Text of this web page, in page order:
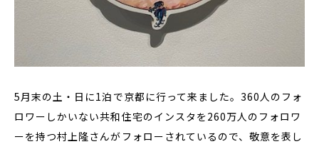
5月末の土・日に1泊で京都に行って来ました。360人のフォ
ロワーしかいない共和住宅のインスタを260万人のフォロワ
ーを持つ村上隆さんがフォローされているので、敬意を表し